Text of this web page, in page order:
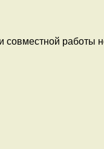
совместной работы